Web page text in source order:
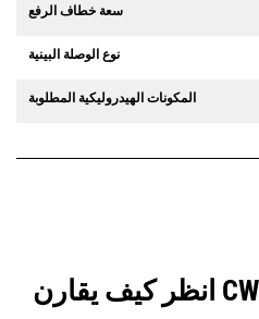
سعة خطاف الرفع
نوع الوصلة البينية
المكونات الهيدروليكية المطلوبة
انظر كيف يقارن CW05 يدوي، خطاف،